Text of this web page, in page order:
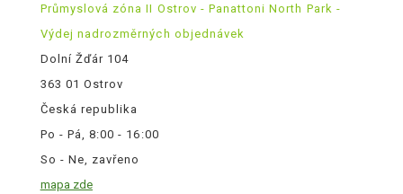
Průmyslová zóna II Ostrov - Panattoni North Park -
Výdej nadrozměrných objednávek
Dolní Žďár 104
363 01 Ostrov
Česká republika
Po - Pá, 8:00 - 16:00
So - Ne, zavřeno
mapa zde